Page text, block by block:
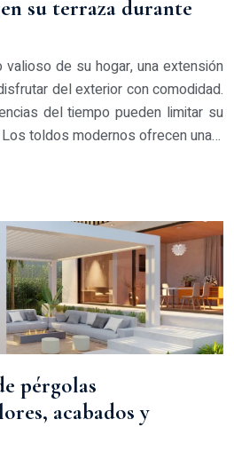
su terraza durante
de su hogar, una extensión
del exterior con comodidad.
del tiempo pueden limitar su
toldos modernos ofrecen una…
pérgolas
acabados y